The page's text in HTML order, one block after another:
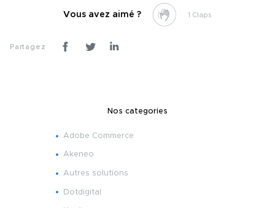
Vous avez aimé ? 1
Partagez
Nos categories
Adobe Commerce
Akeneo
Autres solutions
Dotdigital